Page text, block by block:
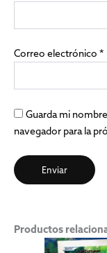
Correo electrónico *
Guarda mi
navegador para la
Productos